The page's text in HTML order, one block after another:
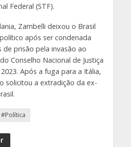
Federal (STF).
Zambelli deixou o Brasil
após ser condenada
de prisão pela invasão ao
Conselho Nacional de Justiça
Após a fuga para a Itália,
solicitou a extradição da ex-
#Política